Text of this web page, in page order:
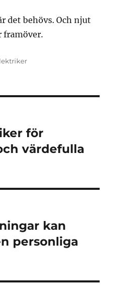
det behövs. Och njut
framöver.
för
värdefulla
kan
personliga